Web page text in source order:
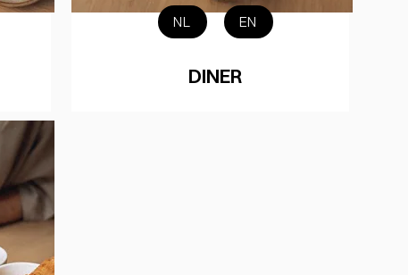
EN
NL
DINER